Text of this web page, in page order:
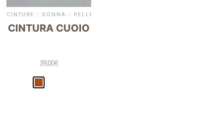
CINTURE / DONNA / PELLETTERIA
CINTURA CUOIO
39,00€